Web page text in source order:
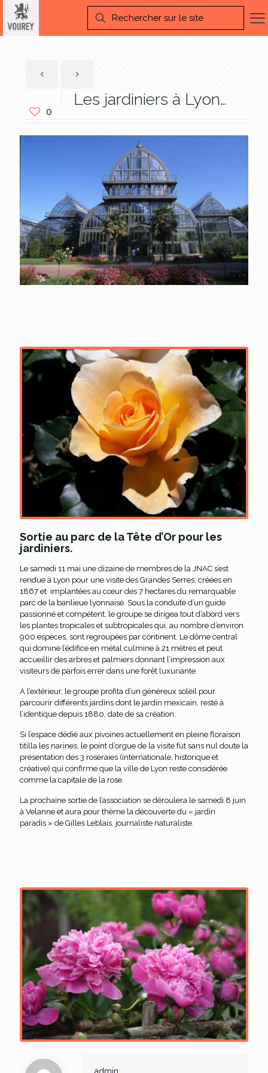
0
Les jardiniers à Lyon…
Sortie au parc de la Tête d’Or pour les
jardiniers.
Le samedi 11 mai une dizaine de membres de la JNAC s’est
rendue à Lyon pour une visite des Grandes Serres, créées en
1867 et implantées au cœur des 7 hectares du remarquable
parc de la banlieue lyonnaise. Sous la conduite d’un guide
passionné et compétent, le groupe se dirigea tout d’abord vers
les plantes tropicales et subtropicales qui, au nombre d’environ
900 espèces, sont regroupées par continent. Le dôme central
qui domine l’édifice en métal culmine à 21 mètres et peut
accueillir des arbres et palmiers donnant l’impression aux
visiteurs de parfois errer dans une forêt luxuriante.
A l’extérieur, le groupe profita d’un généreux soleil pour
parcourir différents jardins dont le jardin mexicain, resté à
l’identique depuis 1880, date de sa création.
Si l’espace dédié aux pivoines actuellement en pleine floraison
titilla les narines, le point d’orgue de la visite fut sans nul doute la
présentation des 3 roseraies (internationale, historique et
créative) qui confirme que la ville de Lyon reste considérée
comme la capitale de la rose.
La prochaine sortie de l’association se déroulera le samedi 8 juin
à Velanne et aura pour thème la découverte du « jardin
paradis » de Gilles Leblais, journaliste naturaliste.
admin